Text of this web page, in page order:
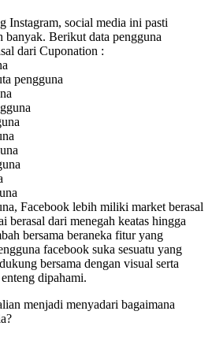
Instagram, social media ini pasti
banyak. Berikut data pengguna
dari Cuponation :
pengguna
Facebook lebih miliki market berasal
berasal dari menegah keatas hingga
bersama beraneka fitur yang
facebook suka sesuatu yang
bersama dengan visual serta
dipahami.
menjadi menyadari bagaimana